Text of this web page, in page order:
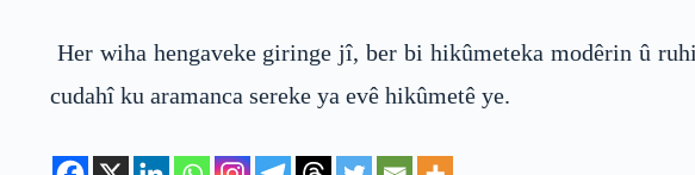
Her wiha hengaveke giringe jî, ber bi hikûmeteka modêrin û
cudahî ku aramanca sereke ya evê hikûmetê ye.